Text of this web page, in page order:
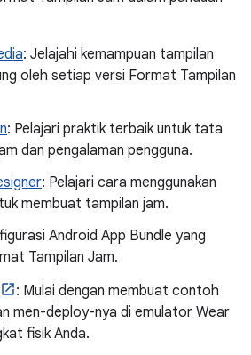
: Jelajahi kemampuan tampilan
oleh setiap versi Format Tampilan
: Pelajari praktik terbaik untuk tata
dan pengalaman pengguna.
: Pelajari cara menggunakan
membuat tampilan jam.
Android App Bundle yang
Tampilan Jam.
: Mulai dengan membuat contoh
men-deploy-nya di emulator Wear
fisik Anda.